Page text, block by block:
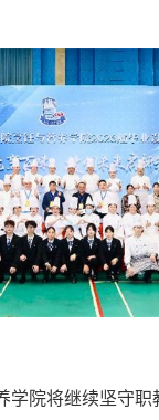
学院将继续坚守职